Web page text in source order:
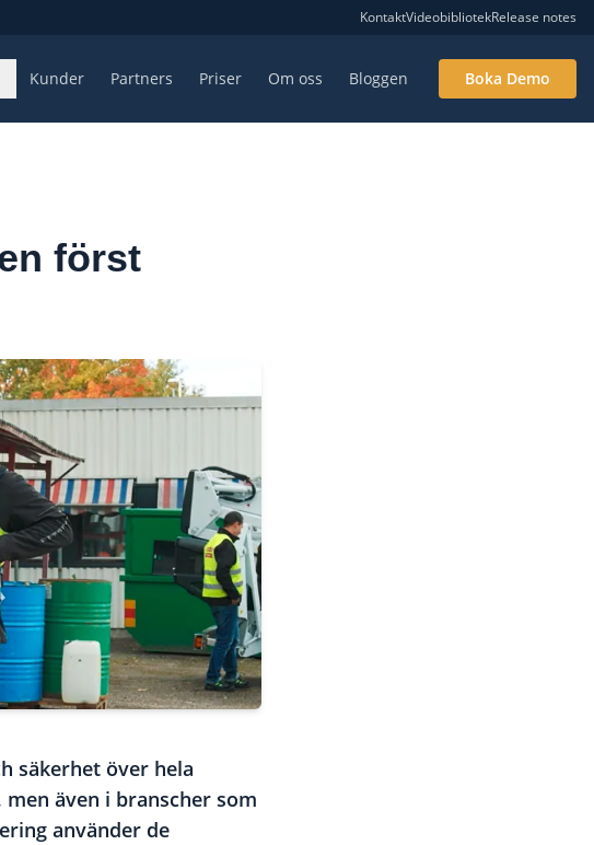
KontaktVideobibliotekRelease notes
Kunder Partners Priser Om oss Bloggen Boka Demo
först
säkerhet över hela
även i branscher som
använder de